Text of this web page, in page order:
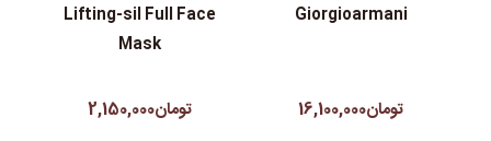
Giorgioarmani
تومان16,100,000
Lifting-sil Full Face
Mask
تومان2,150,000